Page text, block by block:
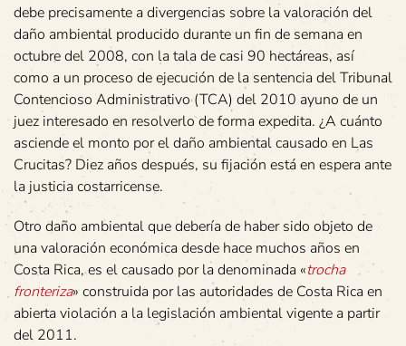
debe precisamente a divergencias sobre la valoración del
daño ambiental producido durante un fin de semana en
octubre del 2008, con la tala de casi 90 hectáreas, así
como a un proceso de ejecución de la sentencia del Tribunal
Contencioso Administrativo (TCA) del 2010 ayuno de un
juez interesado en resolverlo de forma expedita. ¿A cuánto
asciende el monto por el daño ambiental causado en Las
Crucitas? Diez años después, su fijación está en espera ante
la justicia costarricense.
Otro daño ambiental que debería de haber sido objeto de
una valoración económica desde hace muchos años en
Costa Rica, es el causado por la denominada «trocha
fronteriza» construida por las autoridades de Costa Rica en
abierta violación a la legislación ambiental vigente a partir
del 2011.